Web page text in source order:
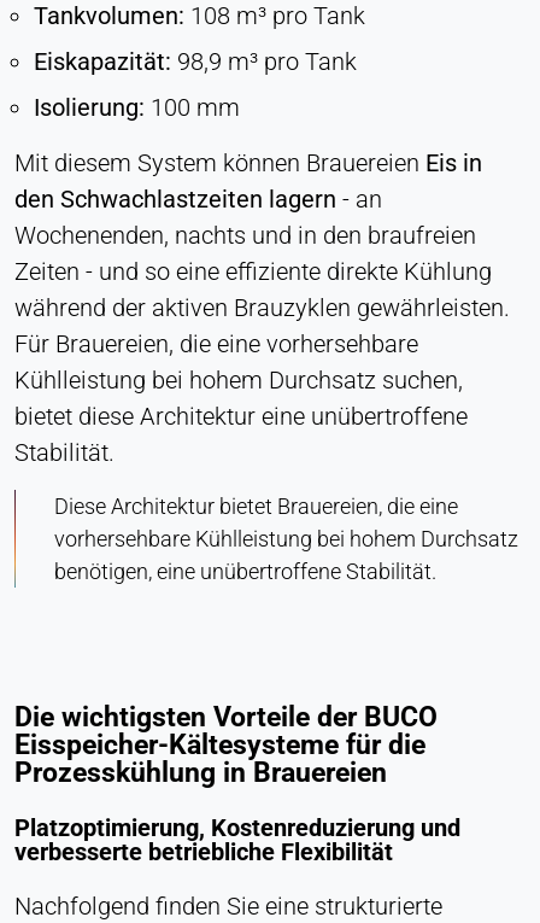
Tankvolumen: 108 m³ pro Tank
Eiskapazität: 98,9 m³ pro Tank
Isolierung: 100 mm
Mit diesem System können Brauereien Eis in
den Schwachlastzeiten lagern - an
Wochenenden, nachts und in den braufreien
Zeiten - und so eine effiziente direkte Kühlung
während der aktiven Brauzyklen gewährleisten.
Für Brauereien, die eine vorhersehbare
Kühlleistung bei hohem Durchsatz suchen,
bietet diese Architektur eine unübertroffene
Stabilität.
Diese Architektur bietet Brauereien, die eine
vorhersehbare Kühlleistung bei hohem Durchsatz
benötigen, eine unübertroffene Stabilität.
Die wichtigsten Vorteile der BUCO
Eisspeicher-Kältesysteme für die
Prozesskühlung in Brauereien
Platzoptimierung, Kostenreduzierung und
verbesserte betriebliche Flexibilität
Nachfolgend finden Sie eine strukturierte